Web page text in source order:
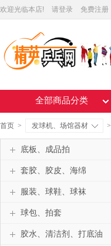
欢迎光临本店! 请登录 免费注册
全部商品分类
首页 > 发球机、场馆器材 >
底板、成品拍
套胶、胶皮、海绵
服装、球鞋、球袜
球包、拍套
胶水、清洁剂、打底油